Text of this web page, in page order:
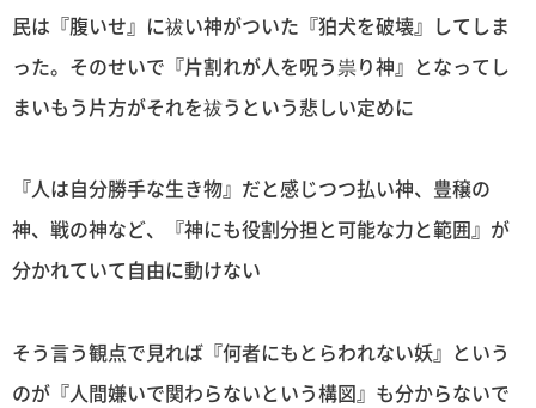
民は『腹いせ』に祓い神がついた『狛犬を破壊』してしま
った。そのせいで『片割れが人を呪う祟り神』となってし
まいもう片方がそれを祓うという悲しい定めに
『人は自分勝手な生き物』だと感じつつ払い神、豊穣の
神、戦の神など、『神にも役割分担と可能な力と範囲』が
分かれていて自由に動けない
そう言う観点で見れば『何者にもとらわれない妖』という
のが『人間嫌いで関わらないという構図』も分からないで